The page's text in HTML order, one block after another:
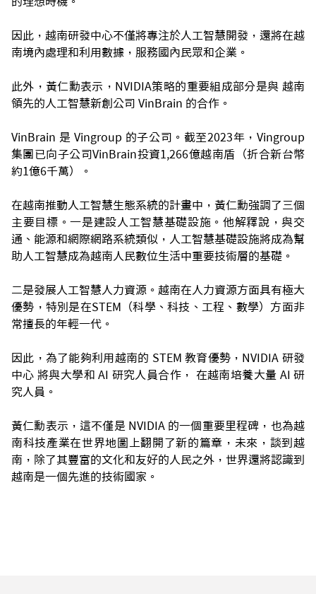
因此，越南研發中心不僅將專注於人工智慧開發，還將在越
南境內處理和利用數據，服務國內民眾和企業。
此外，黃仁勳表示，NVIDIA策略的重要組成部分是與 越南
領先的人工智慧新創公司 VinBrain 的合作。
VinBrain 是 Vingroup 的子公司。截至2023年，Vingroup
集團已向子公司VinBrain投資1,266億越南盾（折合新台幣
約1億6千萬）。
在越南推動人工智慧生態系統的計畫中，黃仁勳強調了三個
主要目標。一是建設人工智慧基礎設施。他解釋說，與交
通、能源和網際網路系統類似，人工智慧基礎設施將成為幫
助人工智慧成為越南人民數位生活中重要技術層的基礎。
二是發展人工智慧人力資源。越南在人力資源方面具有極大
優勢，特別是在STEM（科學、科技、工程、數學）方面非
常擅長的年輕一代。
因此，為了能夠利用越南的 STEM 教育優勢，NVIDIA 研發
中心 將與大學和 AI 研究人員合作， 在越南培養大量 AI 研
究人員。
黃仁勳表示，這不僅是 NVIDIA 的一個重要里程碑，也為越
南科技產業在世界地圖上翻開了新的篇章，未來，談到越
南，除了其豐富的文化和友好的人民之外，世界還將認識到
越南是一個先進的技術國家。